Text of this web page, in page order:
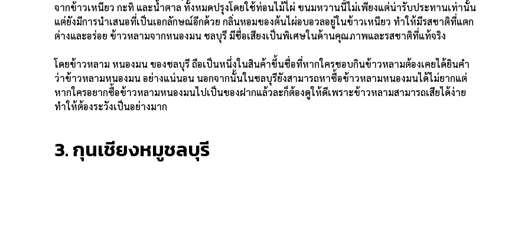
จากข้าวเหนียว กะทิ และน้ำตาล ทั้งหมดปรุงโดยใช้ท่อนไม้ไผ่ ขนมหวานนี้ไม่เพียงแต่น่ารับประทานเท่านั้น
แต่ยังมีการนำเสนอที่เป็นเอกลักษณ์อีกด้วย กลิ่นหอมของต้นไผ่อบอวลอยู่ในข้าวเหนียว ทำให้มีรสชาติที่แตก
ต่างและอร่อย ข้าวหลามจากหนองมน ชลบุรี มีชื่อเสียงเป็นพิเศษในด้านคุณภาพและรสชาติที่แท้จริง
โดยข้าวหลาม หนองมน ของชลบุรี ถือเป็นหนึ่งในสินค้าขึ้นชื่อที่หากใครชอบกินข้าวหลามต้องเคยได้ยินคำ
ว่าข้าวหลามหนองมน อย่างแน่นอน นอกจากนั้นในชลบุรียังสามารถหาซื้อข้าวหลามหนองมนได้ไม่ยากแต่
หากใครอยากซื้อข้าวหลามหนองมนไปเป็นของฝากแล้วละก็ต้องดูให้ดีเพราะข้าวหลามสามารถเสียได้ง่าย
ทำให้ต้องระวังเป็นอย่างมาก
3. กุนเชียงหมูชลบุรี